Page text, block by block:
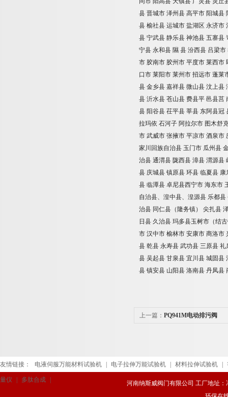
县 晋城市 泽州县 高平市 阳城县
县 榆社县 运城市 盐湖区 永济市
县 宁武县 静乐县 神池县 五寨县
宁县 永和县 隰 县 汾西县 吕梁市
市 胶南市 胶州市 平度市 莱西市
口市 莱阳市 莱州市 招远市 蓬莱
县 金乡县 嘉祥县 微山县 汶上县
县 沂水县 苍山县 费县平 邑县莒
县 阳谷县 茌平县 莘县 东阿县冠
拉玛依 石河子 阿拉尔市 图木舒
市 武威市 张掖市 平凉市 酒泉市
家川回族自治县 玉门市 瓜州县
治县 通渭县 陇西县 漳县 渭源县
县 庆城县 镇原县 环县 临夏县 康
县 临潭县 卓尼县西宁市 海东市
自治县、湟中县、湟源县 乐都县
治县 同仁县（隆务镇） 尖扎县
日县 久治县 玛多县玉树市（结
市 汉中市 榆林市 安康市 商洛市
县 乾县 永寿县 武功县 三原县 礼
县 吴起县 甘泉县 宜川县 城固县
县 镇安县 山阳县 洛南县 丹凤县
上一篇： PQ941M电动排污阀
友情链接： 电液伺服万能材料试验机 电子拉伸万能试验机 材料拉伸试验机
量仪 多肽合成
河南纳斯威阀门有限公司 工厂地址：